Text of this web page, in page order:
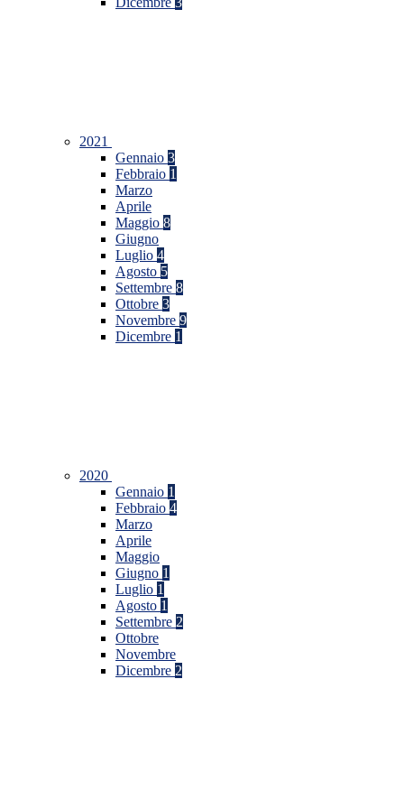
2021
Gennaio 3
Febbraio 1
Marzo
Aprile
Maggio 8
Giugno
Luglio 4
Agosto 5
Settembre 8
Ottobre 3
Novembre 9
Dicembre 1
2020
Gennaio 1
Febbraio 4
Marzo
Aprile
Maggio
Giugno 1
Luglio 1
Agosto 1
Settembre 2
Ottobre
Novembre
Dicembre 2